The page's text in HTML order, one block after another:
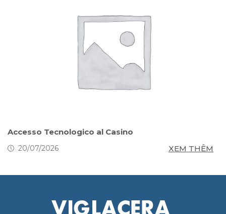
Accesso Tecnologico al Casino
20/07/2026 XEM THÊM